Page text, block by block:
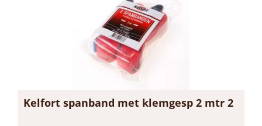
Kelfort spanband met klemgesp 2 mtr 2